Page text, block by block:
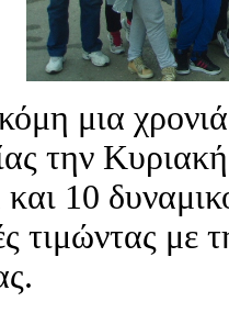
μια
την
10
τιμώντας με